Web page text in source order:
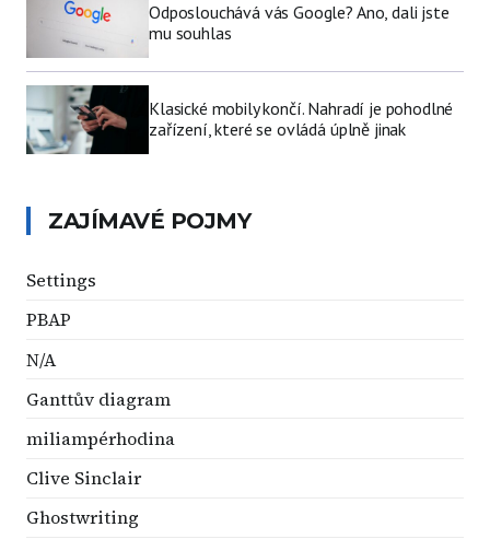
Odposlouchává vás Google? Ano, dali jste
mu souhlas
Klasické mobily končí. Nahradí je pohodlné
zařízení, které se ovládá úplně jinak
ZAJÍMAVÉ POJMY
Settings
PBAP
N/A
Ganttův diagram
miliampérhodina
Clive Sinclair
Ghostwriting